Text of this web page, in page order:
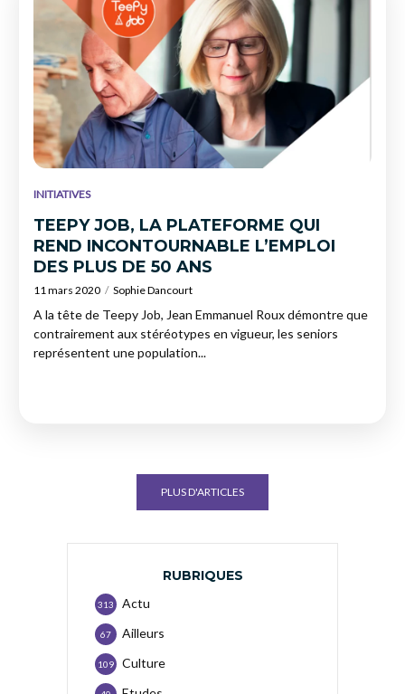
INITIATIVES
TEEPY JOB, LA PLATEFORME QUI
REND INCONTOURNABLE L’EMPLOI
DES PLUS DE 50 ANS
11 mars 2020 Sophie Dancourt
A la tête de Teepy Job, Jean Emmanuel Roux démontre que
contrairement aux stéréotypes en vigueur, les seniors
représentent une population...
PLUS D'ARTICLES
RUBRIQUES
Actu
313
Ailleurs
67
Culture
109